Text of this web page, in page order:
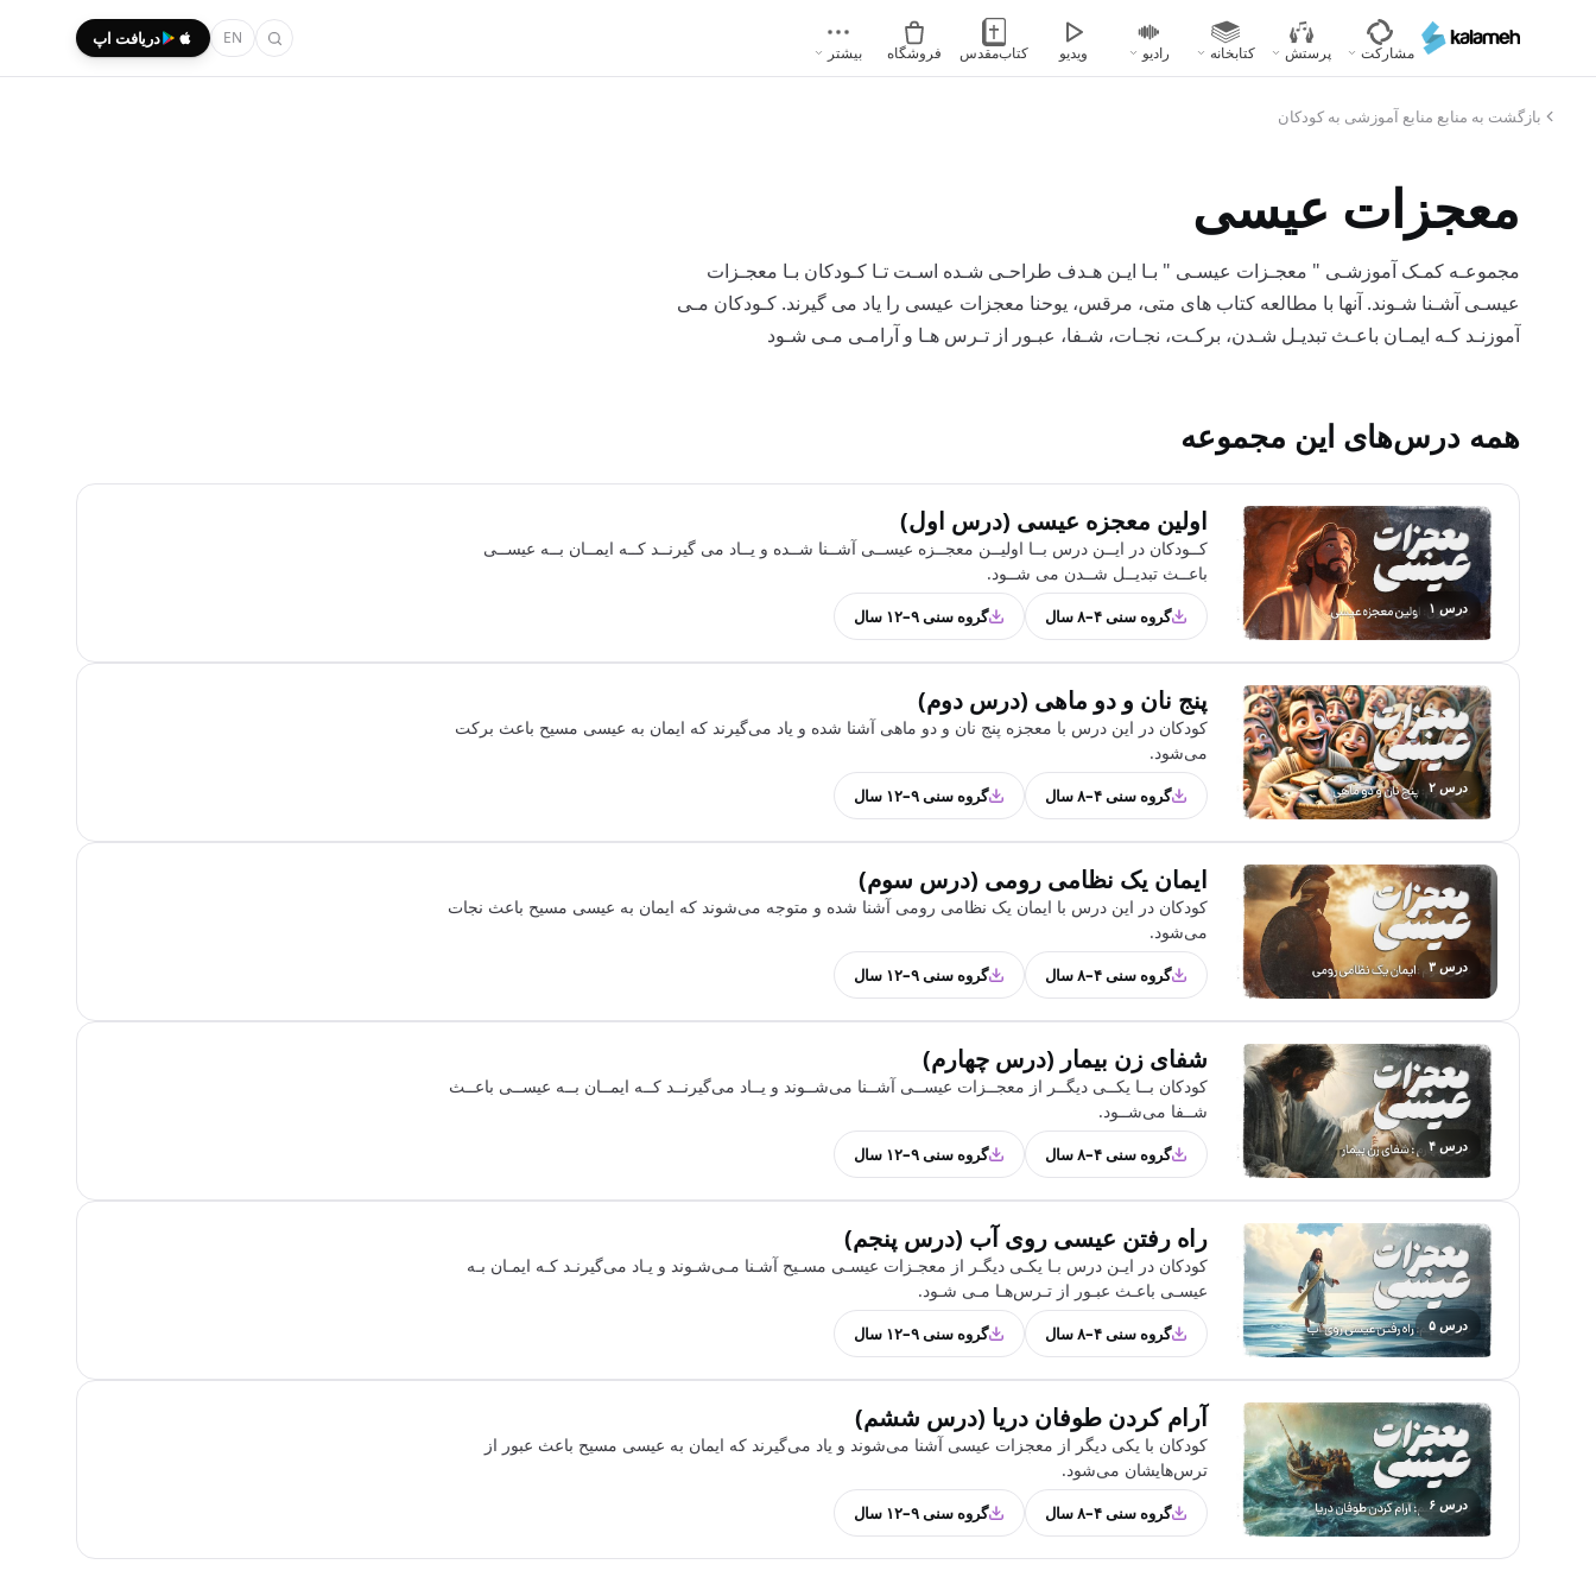
محتوای
مشارکت پرستش کتابخانه رادیو ویدیو کتاب‌مقدس فروشگاه بیشتر
EN دریافت اپ
بازگشت به منابع منابع آموزشی به کودکان
معجزات عیسی
مجموعـه کمـک آموزشـی " معجـزات عیسـی " بـا ایـن هـدف طراحـی شـده اسـت تـا کـودکان بـا معجـزات
عیسـی آشـنا شـوند. آنها با مطالعه کتاب های متی، مرقس، یوحنا معجزات عیسی را یاد می گیرند. کـودکان مـی
آموزنـد کـه ایمـان باعـث تبدیـل شـدن، برکـت، نجـات، شـفا، عبـور از تـرس هـا و آرامـی مـی شـود
همه درس‌های این مجموعه
درس ۱
اولین معجزه عیسی (درس اول)
کــودکان در ایــن درس بــا اولیــن معجــزه عیســی آشــنا شــده و یــاد می گیرنــد کــه ایمــان بــه عیســی
باعــث تبدیــل شــدن می شــود.
گروه سنی ۴–۸ سال گروه سنی ۹–۱۲ سال
درس ۲
پنج نان و دو ماهی (درس دوم)
کودکان در این درس با معجزه پنج نان و دو ماهی آشنا شده و یاد می‌گیرند که ایمان به عیسی مسیح باعث برکت
می‌شود.
گروه سنی ۴–۸ سال گروه سنی ۹–۱۲ سال
درس ۳
ایمان یک نظامی رومی (درس سوم)
کودکان در این درس با ایمان یک نظامی رومی آشنا شده و متوجه می‌شوند که ایمان به عیسی مسیح باعث نجات
می‌شود.
گروه سنی ۴–۸ سال گروه سنی ۹–۱۲ سال
درس ۴
شفای زن بیمار (درس چهارم)
کودکان بــا یکــی دیگــر از معجــزات عیســی آشــنا می‌شــوند و یــاد می‌گیرنــد کــه ایمــان بــه عیســی باعــث
شــفا می‌شــود.
گروه سنی ۴–۸ سال گروه سنی ۹–۱۲ سال
درس ۵
راه رفتن عیسی روی آب (درس پنجم)
کودکان در ایـن درس بـا یکـی دیگـر از معجـزات عیسـی مسـیح آشـنا مـی‌شـوند و یـاد می‌گیرنـد کـه ایمـان بـه
عیسـی باعـث عبـور از تـرس‌هـا مـی شـود.
گروه سنی ۴–۸ سال گروه سنی ۹–۱۲ سال
درس ۶
آرام کردن طوفان دریا (درس ششم)
کودکان با یکی دیگر از معجزات عیسی آشنا می‌شوند و یاد می‌گیرند که ایمان به عیسی مسیح باعث عبور از
ترس‌هایشان می‌شود.
گروه سنی ۴–۸ سال گروه سنی ۹–۱۲ سال